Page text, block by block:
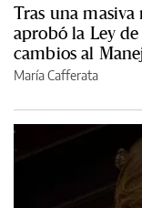
Tras una masiva
aprobó la Ley
cambios al
María Cafferata